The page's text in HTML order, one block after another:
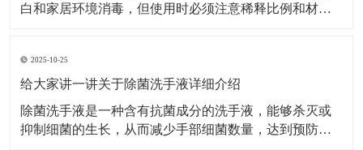
白和家居环境消毒，但使用时必须注意稀释比例和材质
家用漂白水的应用需严格区分场景，不同用途的稀释比
例和操作步骤差异较大。白色衣物漂白适用范围：仅用
于白色棉、
2025-10-25
给大家讲一讲关于除菌洗手液详细介绍
除菌洗手液是一种含有抗菌成分的洗手液，能够杀灭或
抑制细菌的生长，从而减少手部细菌数量，达到预防疾